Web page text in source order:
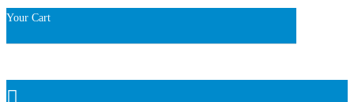
Your Cart